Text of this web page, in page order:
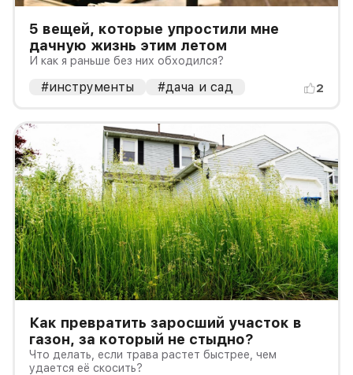
5 вещей, которые упростили мне
дачную жизнь этим летом
И как я раньше без них обходился?
#инструменты #дача и сад 2
Как превратить заросший участок в
газон, за который не стыдно?
Что делать, если трава растет быстрее, чем
удается её скосить?